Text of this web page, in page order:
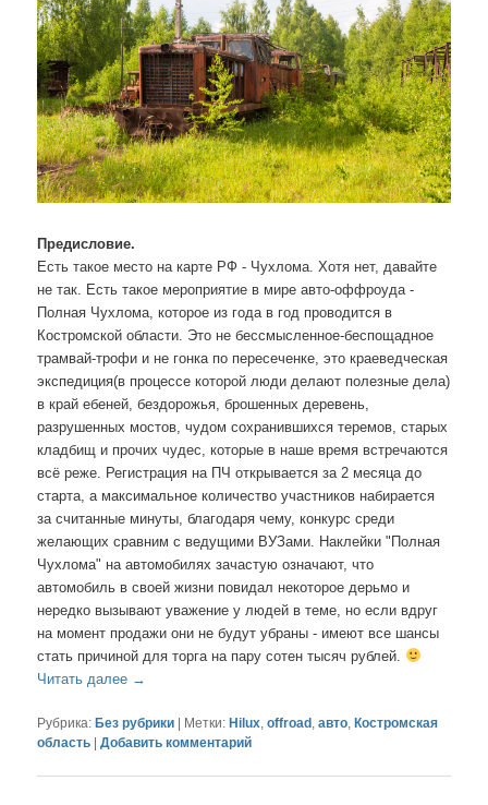
Предисловие.
Есть такое место на карте РФ - Чухлома. Хотя нет, давайте
не так. Есть такое мероприятие в мире авто-оффроуда -
Полная Чухлома, которое из года в год проводится в
Костромской области. Это не бессмысленное-беспощадное
трамвай-трофи и не гонка по пересеченке, это краеведческая
экспедиция(в процессе которой люди делают полезные дела)
в край ебеней, бездорожья, брошенных деревень,
разрушенных мостов, чудом сохранившихся теремов, старых
кладбищ и прочих чудес, которые в наше время встречаются
всё реже. Регистрация на ПЧ открывается за 2 месяца до
старта, а максимальное количество участников набирается
за считанные минуты, благодаря чему, конкурс среди
желающих сравним с ведущими ВУЗами. Наклейки "Полная
Чухлома" на автомобилях зачастую означают, что
автомобиль в своей жизни повидал некоторое дерьмо и
нередко вызывают уважение у людей в теме, но если вдруг
на момент продажи они не будут убраны - имеют все шансы
стать причиной для торга на пару сотен тысяч рублей.
Читать далее →
Рубрика: Без рубрики | Метки: Hilux,offroad,авто,Костромская
область |Добавить комментарий